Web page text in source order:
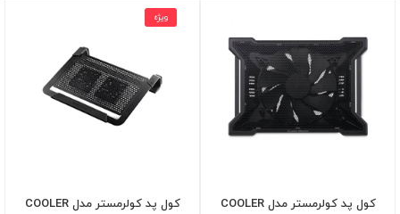
کول پد کولرمستر مدل COOLER
ویژه
کول پد کولرمستر مدل COOLER